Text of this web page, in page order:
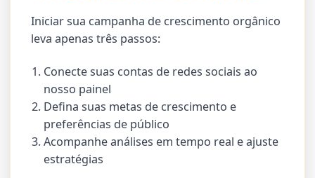
Iniciar sua campanha de crescimento orgânico
leva apenas três passos:
Conecte suas contas de redes sociais ao
nosso painel
Defina suas metas de crescimento e
preferências de público
Acompanhe análises em tempo real e ajuste
estratégias